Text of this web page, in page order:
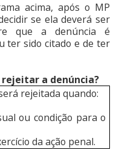
acima, após o MP
se ela deverá ser
que a denúncia é
ter sido citado e de ter
a denúncia?
rejeitada quando:
ou condição para o
da ação penal.